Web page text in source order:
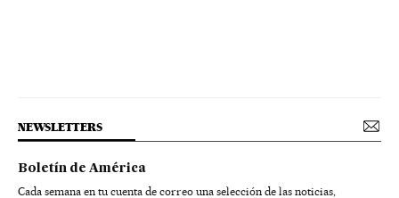
NEWSLETTERS
Boletín de América
Cada semana en tu cuenta de correo una selección de las noticias,